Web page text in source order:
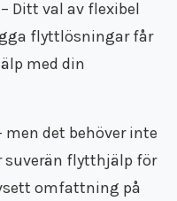
– Ditt val av flexibel
flyttlösningar får
med din
det behöver inte
suverän flytthjälp för
omfattning på